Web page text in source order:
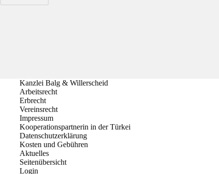
Kanzlei Balg & Willerscheid
Arbeitsrecht
Erbrecht
Vereinsrecht
Impressum
Kooperationspartnerin in der Türkei
Datenschutzerklärung
Kosten und Gebühren
Aktuelles
Seitenübersicht
Login